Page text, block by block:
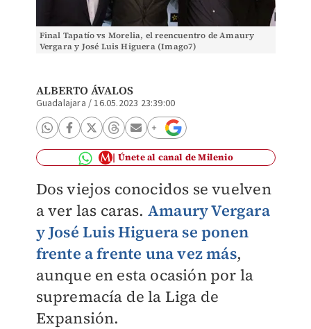
Final Tapatío vs Morelia, el reencuentro de Amaury
Vergara y José Luis Higuera (Imago7)
ALBERTO ÁVALOS
Guadalajara /16.05.2023 23:39:00
Únete al canal de Milenio
Dos viejos conocidos se vuelven
a ver las caras. Amaury Vergara
y José Luis Higuera se ponen
frente a frente una vez más,
aunque en esta ocasión por la
supremacía de la Liga de
Expansión.